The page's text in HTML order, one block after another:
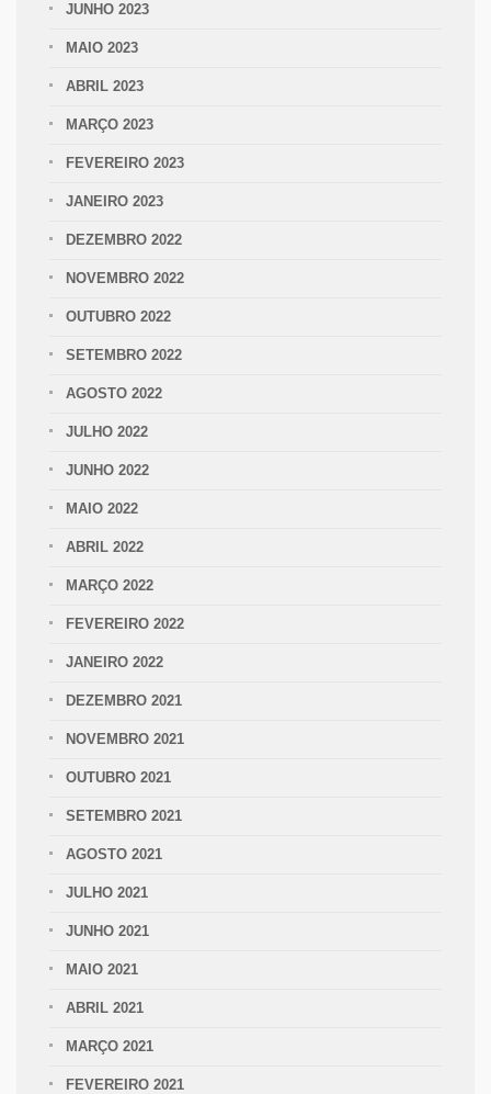
JUNHO 2023
MAIO 2023
ABRIL 2023
MARÇO 2023
FEVEREIRO 2023
JANEIRO 2023
DEZEMBRO 2022
NOVEMBRO 2022
OUTUBRO 2022
SETEMBRO 2022
AGOSTO 2022
JULHO 2022
JUNHO 2022
MAIO 2022
ABRIL 2022
MARÇO 2022
FEVEREIRO 2022
JANEIRO 2022
DEZEMBRO 2021
NOVEMBRO 2021
OUTUBRO 2021
SETEMBRO 2021
AGOSTO 2021
JULHO 2021
JUNHO 2021
MAIO 2021
ABRIL 2021
MARÇO 2021
FEVEREIRO 2021